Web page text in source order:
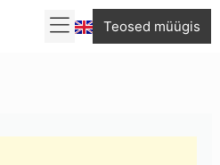
Teosed müügis